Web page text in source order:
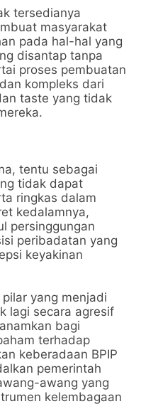
tersedianya
masyarakat
pada hal-hal yang
disantap tanpa
proses pembuatan
kompleks dari
taste yang tidak
tentu sebagai
tidak dapat
ringkas dalam
kedalamnya,
persinggungan
peribadatan yang
keyakinan
yang menjadi
lagi secara agresif
bagi
terhadap
keberadaan BPIP
pemerintah
awang yang
kelembagaan